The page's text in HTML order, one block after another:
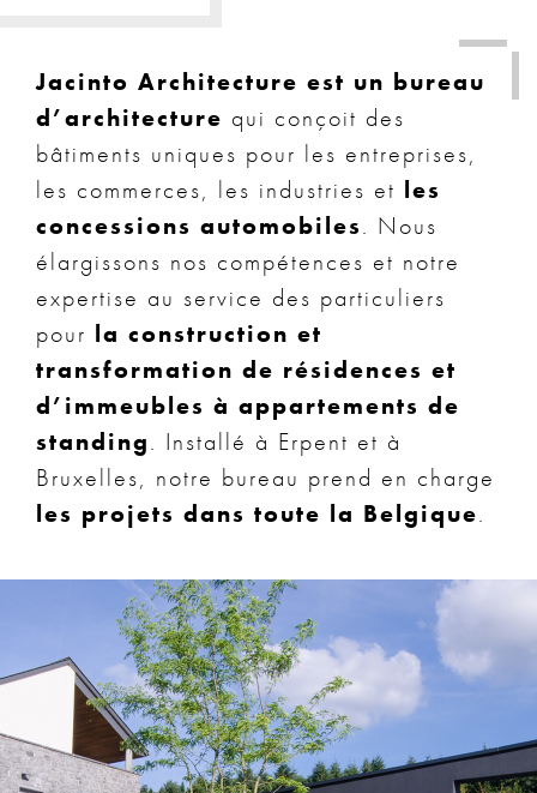
Jacinto Architecture est un bureau
d’architecture qui conçoit des
bâtiments uniques pour les entreprises,
les commerces, les industries et les
concessions automobiles. Nous
élargissons nos compétences et notre
expertise au service des particuliers
pour la construction et
transformation de résidences et
d’immeubles à appartements de
standing. Installé à Erpent et à
Bruxelles, notre bureau prend en charge
les projets dans toute la Belgique.